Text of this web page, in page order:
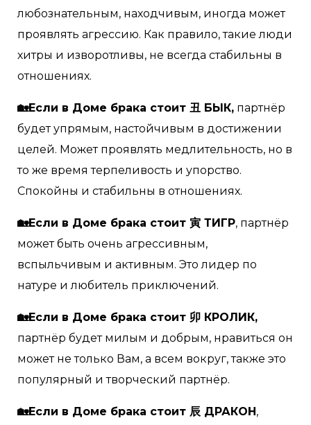
любознательным, находчивым, иногда может
проявлять агрессию. Как правило, такие люди
хитры и изворотливы, не всегда стабильны в
отношениях.
🏡Если в Доме брака стоит 丑 БЫК, партнёр
будет упрямым, настойчивым в достижении
целей. Может проявлять медлительность, но в
то же время терпеливость и упорство.
Спокойны и стабильны в отношениях.
🏡Если в Доме брака стоит 寅 ТИГР, партнёр
может быть очень агрессивным,
вспыльчивым и активным. Это лидер по
натуре и любитель приключений.
🏡Если в Доме брака стоит 卯 КРОЛИК,
партнёр будет милым и добрым, нравиться он
может не только Вам, а всем вокруг, также это
популярный и творческий партнёр.
🏡Если в Доме брака стоит 辰 ДРАКОН,